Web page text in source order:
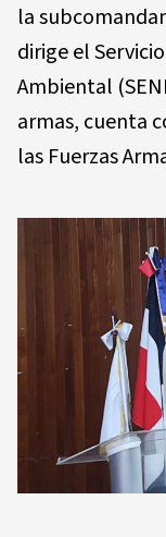
la
dirige el
Ambiental
armas, cuenta
las Fuerzas